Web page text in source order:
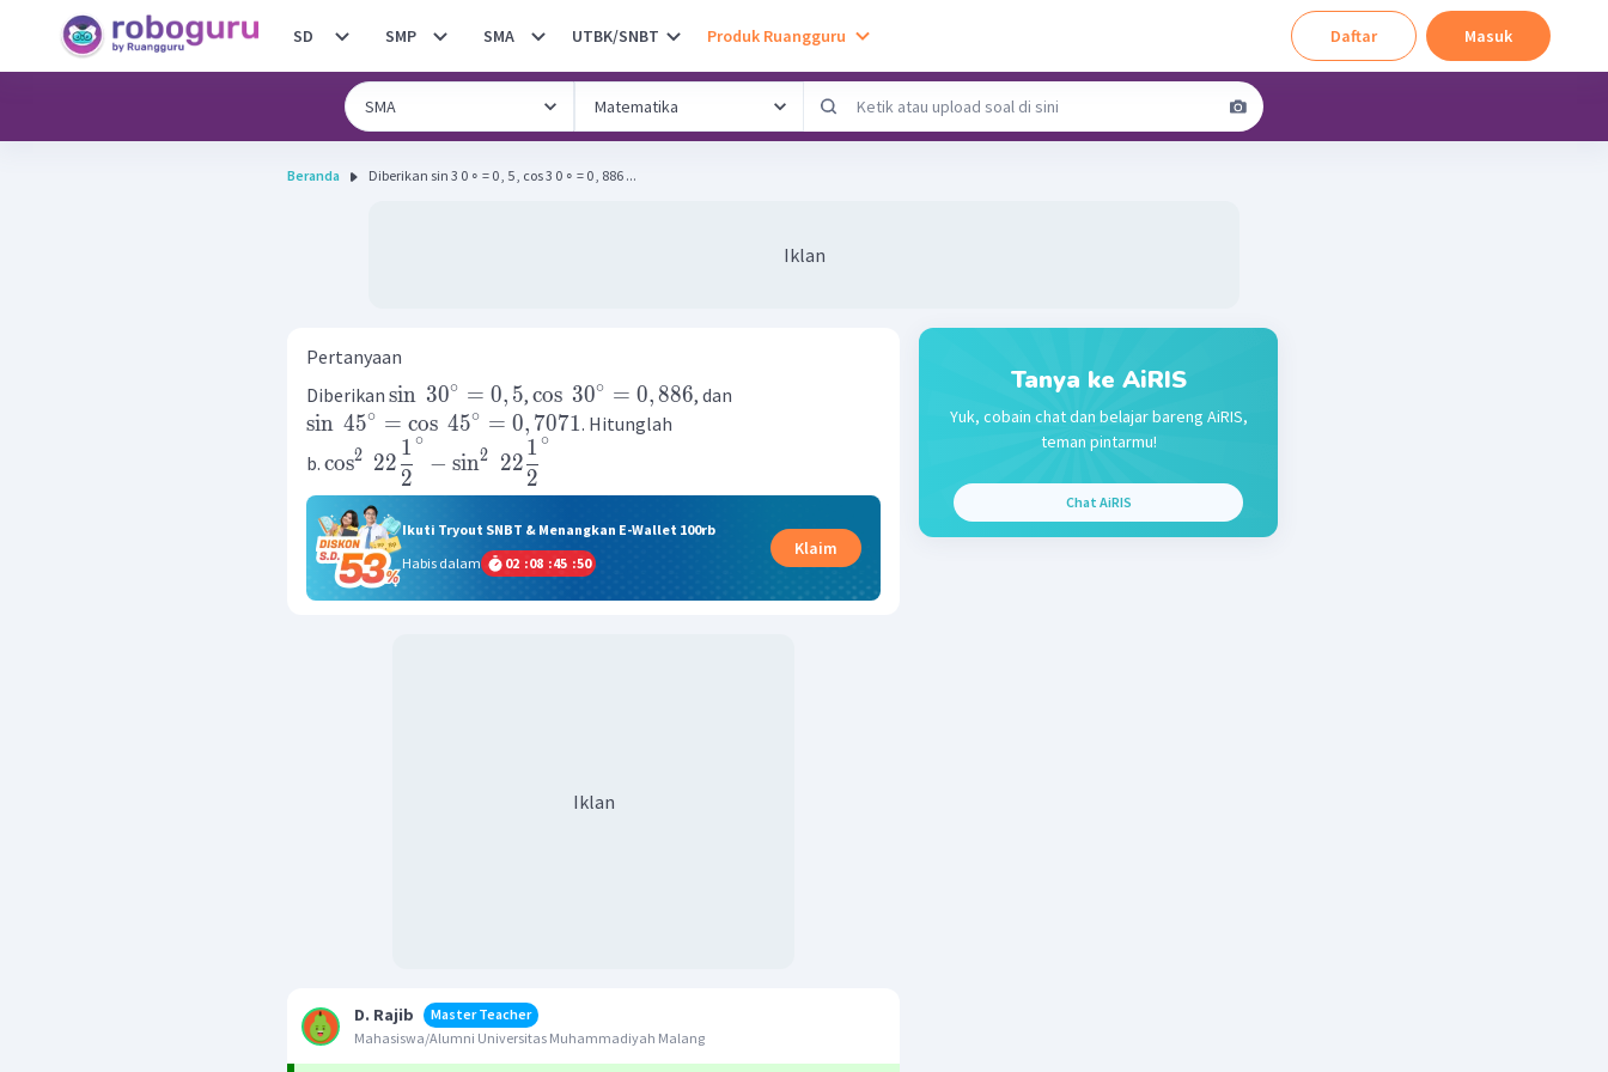
SD SMP SMA UTBK/SNBT Produk Ruangguru Daftar Masuk
Beranda Diberikan sin 3 0 ∘ = 0 , 5 , cos 3 0 ∘ = 0 , 886 ...
Iklan
Pertanyaan
Diberikan sin 30∘ = 0, 5,cos 30∘ = 0,886, dan
sin 45∘ = cos 45∘ = 0, 7071. Hitunglah
b. cos2 22
2
1 ∘
− sin2 22
2
1 ∘
Ikuti Tryout SNBT & Menangkan E-Wallet 100rb
Habis dalam
02 :08 :45 :49
Klaim
Iklan
D. Rajib
Master Teacher
Mahasiswa/Alumni Universitas Muhammadiyah Malang
Tanya ke AiRIS
Yuk, cobain chat dan belajar bareng AiRIS,
teman pintarmu!
Chat AiRIS